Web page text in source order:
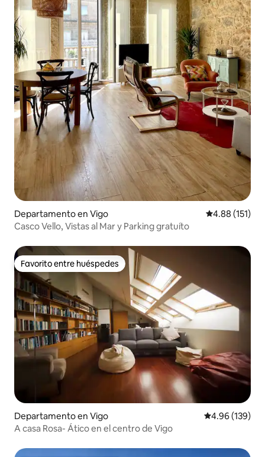
Departamento en Vigo Calificación
4.88 (151)
Casco Vello, Vistas al Mar y Parking gratuíto
Favorito entre huéspedes
Favorito entre huéspedes
Departamento en Vigo Calificación
4.96 (139)
A casa Rosa- Ático en el centro de Vigo